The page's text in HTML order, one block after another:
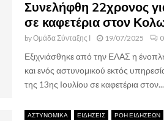
Συνελήφθη 22χρονος
σε καφετέρια στον
byΟμάδα Σύνταξης Ι 19/07/2025 0
Εξιχνιάσθηκε από την ΕΛΑΣ η
και ενός αστυνομικού εκτός
της 13ης Ιουλίου σε καφετέρια στον...
ΑΣΤΥΝΟΜΙΚΑ ΕΙΔΗΣΕΙΣ ΡΟΗ ΕΙΔΗΣΕΩΝ